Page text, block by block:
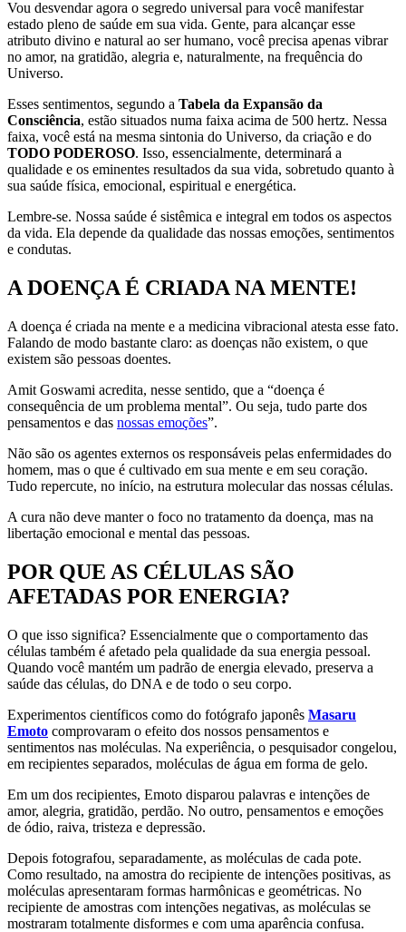
Vou desvendar agora o segredo universal para você manifestar
estado pleno de saúde em sua vida. Gente, para alcançar esse
atributo divino e natural ao ser humano, você precisa apenas vibrar
no amor, na gratidão, alegria e, naturalmente, na frequência do
Universo.
Esses sentimentos, segundo a Tabela da Expansão da
Consciência, estão situados numa faixa acima de 500 hertz. Nessa
faixa, você está na mesma sintonia do Universo, da criação e do
TODO PODEROSO. Isso, essencialmente, determinará a
qualidade e os eminentes resultados da sua vida, sobretudo quanto à
sua saúde física, emocional, espiritual e energética.
Lembre-se. Nossa saúde é sistêmica e integral em todos os aspectos
da vida. Ela depende da qualidade das nossas emoções, sentimentos
e condutas.
A DOENÇA É CRIADA NA MENTE!
A doença é criada na mente e a medicina vibracional atesta esse fato.
Falando de modo bastante claro: as doenças não existem, o que
existem são pessoas doentes.
Amit Goswami acredita, nesse sentido, que a “doença é
consequência de um problema mental”. Ou seja, tudo parte dos
pensamentos e das nossas emoções”.
Não são os agentes externos os responsáveis pelas enfermidades do
homem, mas o que é cultivado em sua mente e em seu coração.
Tudo repercute, no início, na estrutura molecular das nossas células.
A cura não deve manter o foco no tratamento da doença, mas na
libertação emocional e mental das pessoas.
POR QUE AS CÉLULAS SÃO
AFETADAS POR ENERGIA?
O que isso significa? Essencialmente que o comportamento das
células também é afetado pela qualidade da sua energia pessoal.
Quando você mantém um padrão de energia elevado, preserva a
saúde das células, do DNA e de todo o seu corpo.
Experimentos científicos como do fotógrafo japonês Masaru
Emoto comprovaram o efeito dos nossos pensamentos e
sentimentos nas moléculas. Na experiência, o pesquisador congelou,
em recipientes separados, moléculas de água em forma de gelo.
Em um dos recipientes, Emoto disparou palavras e intenções de
amor, alegria, gratidão, perdão. No outro, pensamentos e emoções
de ódio, raiva, tristeza e depressão.
Depois fotografou, separadamente, as moléculas de cada pote.
Como resultado, na amostra do recipiente de intenções positivas, as
moléculas apresentaram formas harmônicas e geométricas. No
recipiente de amostras com intenções negativas, as moléculas se
mostraram totalmente disformes e com uma aparência confusa.